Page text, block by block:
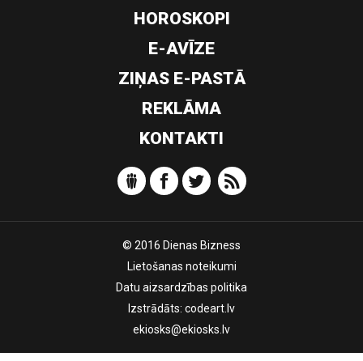
HOROSKOPI
E-AVĪZE
ZIŅAS E-PASTĀ
REKLĀMA
KONTAKTI
© 2016 Dienas Bizness
Lietošanas noteikumi
Datu aizsardzības politika
Izstrādāts: codeart.lv
ekiosks@ekiosks.lv